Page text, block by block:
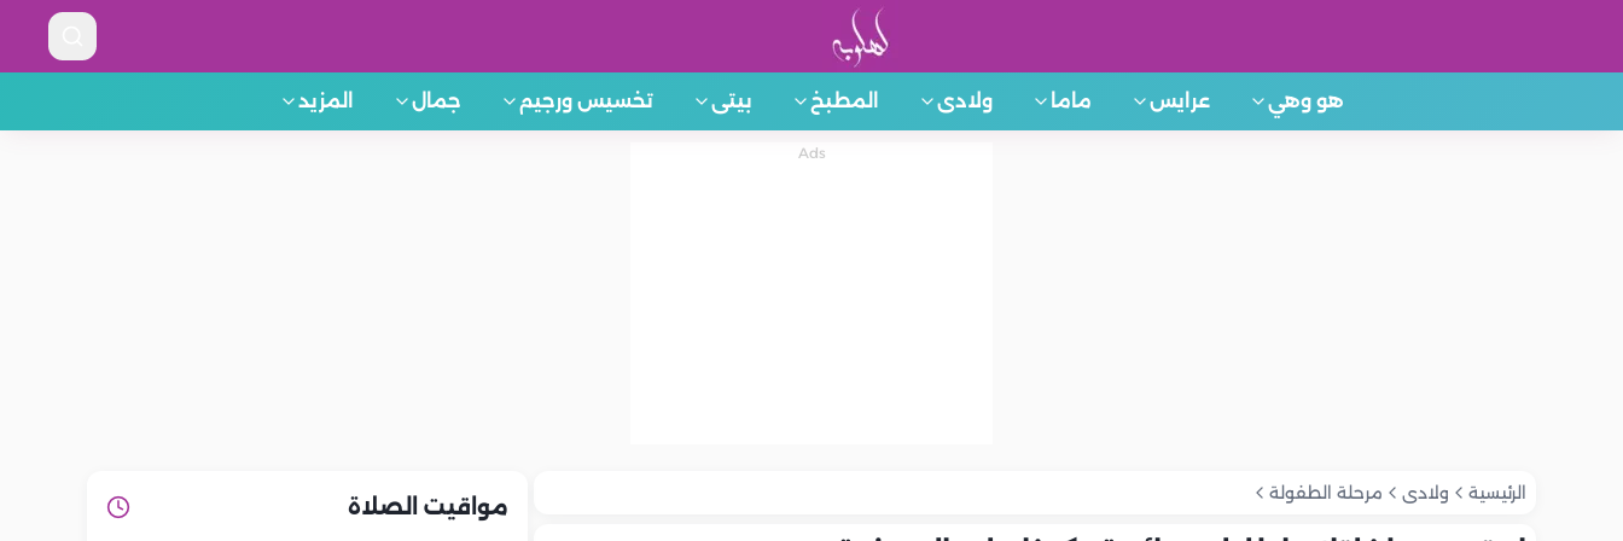
هو وهي عرايس ماما ولادى المطبخ بيتى تخسيس ورجيم جمال المزيد
الرئيسية ولادى مرحلة الطفولة
مواقيت الصلاة